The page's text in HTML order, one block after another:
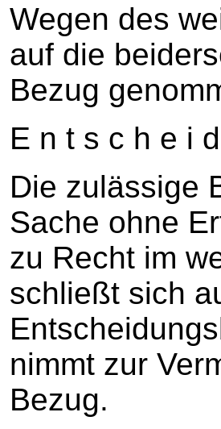
Wegen des
auf die
Bezug
E n t s c h e i
Die zulässige
Sache ohne
zu Recht im
schließt sich
nimmt zur
Bezug.